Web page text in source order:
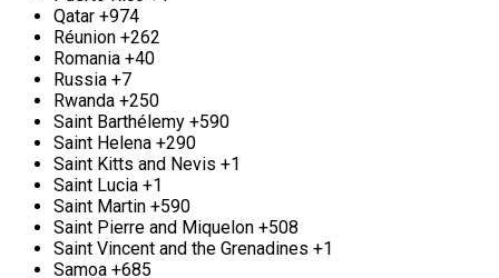
металлического лома в пункты приёма. Мы
стремимся предложить одни из самых
конкурентоспособных цен в городе, обеспечивая
индивидуальный подход к каждому клиенту.
Оплату можно произвести на месте любым
удобным способом, что делает наше
сотрудничество ещё более комфортным. Выбирая
нашу компанию, вы выбираете надёжность,
проверенную временем, и высокое качество
услуг, гарантируя себе спокойствие в процессе
работы.
Qatar +974
Réunion +262
Romania +40
Russia +7
Rwanda +250
Saint Barthélemy +590
Saint Helena +290
Saint Kitts and Nevis +1
Saint Lucia +1
Saint Martin +590
Saint Pierre and Miquelon +508
Saint Vincent and the Grenadines +1
Samoa +685